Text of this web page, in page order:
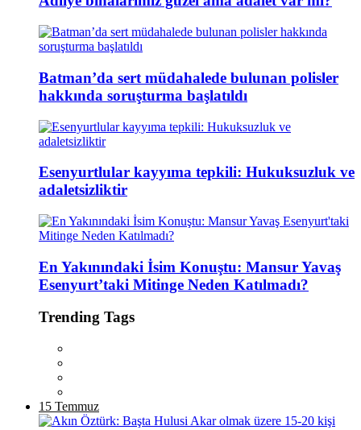
Batman’da sert müdahalede bulunan polisler
hakkında soruşturma başlatıldı
Esenyurtlular kayyıma tepkili: Hukuksuzluk ve
adaletsizliktir
En Yakınındaki İsim Konuştu: Mansur Yavaş
Esenyurt’taki Mitinge Neden Katılmadı?
Trending Tags
15 Temmuz